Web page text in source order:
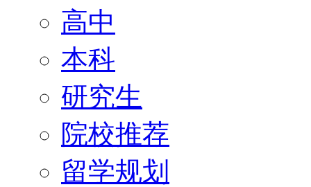
高中
本科
研究生
院校推荐
留学规划